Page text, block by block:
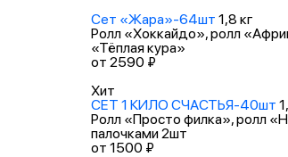
Сет «Жара»-64шт 1,8 кг
Ролл «Хоккайдо», ролл
«Тёплая кура»
от 2590 ₽
Хит
СЕТ 1 КИЛО СЧАСТЬЯ-40шт
Ролл «Просто филка», ролл
палочками 2шт
от 1500 ₽